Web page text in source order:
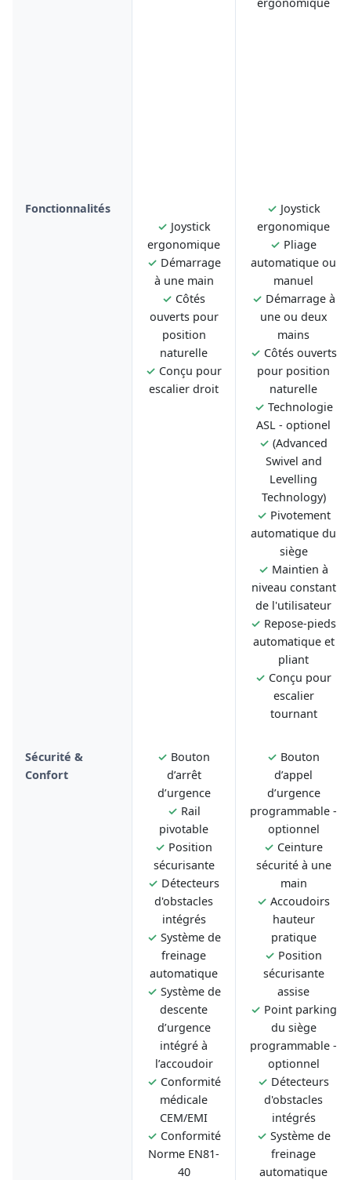
Fonctionnalités
✓ Joystick
ergonomique
✓ Démarrage
à une main
✓ Côtés
ouverts pour
position
naturelle
✓ Conçu pour
escalier droit
✓ Joystick
ergonomique
✓ Pliage
automatique ou
manuel
✓ Démarrage à
une ou deux
mains
✓ Côtés ouverts
pour position
naturelle
✓ Technologie
ASL - optionel
✓ (Advanced
Swivel and
Levelling
Technology)
✓ Pivotement
automatique du
siège
✓ Maintien à
niveau constant
de l'utilisateur
✓ Repose-pieds
automatique et
pliant
✓ Conçu pour
escalier
tournant
Sécurité &
Confort
✓ Bouton
d’arrêt
d’urgence
✓ Rail
pivotable
✓ Position
sécurisante
✓ Détecteurs
d'obstacles
intégrés
✓ Système de
freinage
automatique
✓ Système de
descente
d’urgence
intégré à
l’accoudoir
✓ Conformité
médicale
CEM/EMI
✓ Conformité
Norme EN81-
40
✓ Bouton
d’appel
d’urgence
programmable -
optionnel
✓ Ceinture
sécurité à une
main
✓ Accoudoirs
hauteur
pratique
✓ Position
sécurisante
assise
✓ Point parking
du siège
programmable -
optionnel
✓ Détecteurs
d'obstacles
intégrés
✓ Système de
freinage
automatique